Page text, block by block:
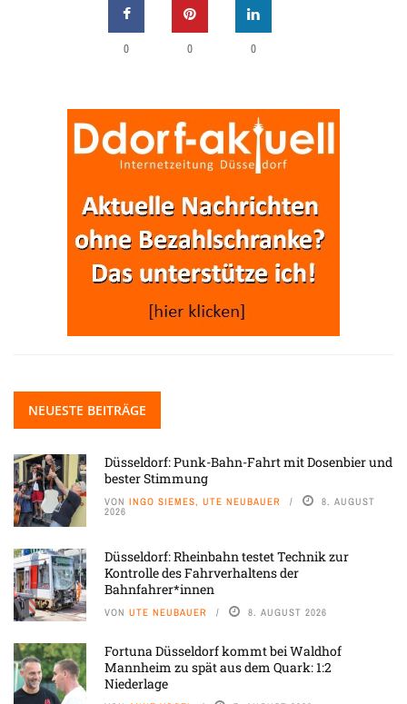
0 0 0
NEUESTE BEITRÄGE
Düsseldorf: Punk-Bahn-Fahrt mit Dosenbier und
bester Stimmung
VON INGO SIEMES, UTE NEUBAUER 8. AUGUST
2026
Düsseldorf: Rheinbahn testet Technik zur
Kontrolle des Fahrverhaltens der
Bahnfahrer*innen
VON UTE NEUBAUER 8. AUGUST 2026
Fortuna Düsseldorf kommt bei Waldhof
Mannheim zu spät aus dem Quark: 1:2
Niederlage